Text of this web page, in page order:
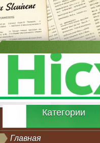
Категории
Главная